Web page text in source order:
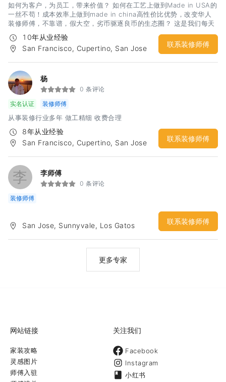
如何为客户，为员工，带来价值？ 如何在工艺上做到Made in USA的
一丝不苟！成本效率上做到made in china高性价比优势，改变华人
装修师傅，不靠谱，假大空，劣币驱逐良币的生态圈？ 这是我们每天
思考的问题，行动的方向！
10年从业经验
San Francisco, Cupertino, San Jose
联系装修师傅
杨
0 条评论
实名认证
装修师傅
从事装修行业多年 做工精细 收费合理
8年从业经验
San Francisco, Cupertino, San Jose
联系装修师傅
李 李师傅
0 条评论
装修师傅
San Jose, Sunnyvale, Los Gatos 联系装修师傅
更多专家
网站链接
家装攻略
灵感图片
师傅入驻
关注我们
Facebook
Instagram
小红书